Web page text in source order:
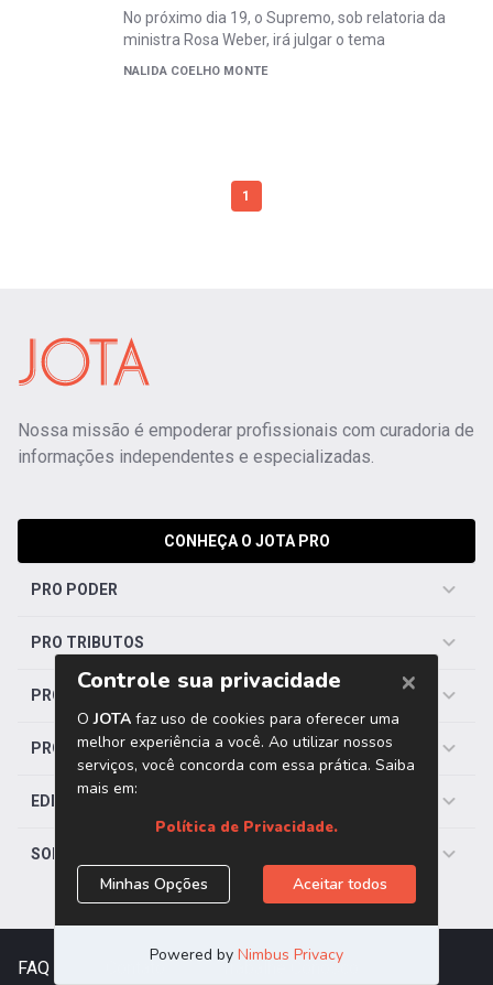
No próximo dia 19, o Supremo, sob relatoria da
ministra Rosa Weber, irá julgar o tema
NALIDA COELHO MONTE
1
Nossa missão é empoderar profissionais com curadoria de
informações independentes e especializadas.
CONHEÇA O JOTA PRO
PRO PODER
PRO TRIBUTOS
PRO TRABALHISTA
PRO SAÚDE
EDITORIAS
SOBRE O JOTA
FAQ Trabalhe Conosco